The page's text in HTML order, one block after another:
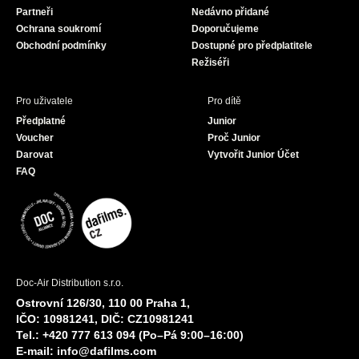
Partneři
Ochrana soukromí
Obchodní podmínky
Nedávno přidané
Doporučujeme
Dostupné pro předplatitele
Režiséři
Pro uživatele
Předplatné
Voucher
Darovat
FAQ
Pro dítě
Junior
Proč Junior
Vytvořit Junior Účet
Doc-Air Distribution s.r.o.
Ostrovní 126/30, 110 00 Praha 1,
IČO: 10981241, DIČ: CZ10981241
Tel.: +420 777 613 094 (Po–Pá 9:00–16:00)
E-mail: info@dafilms.com